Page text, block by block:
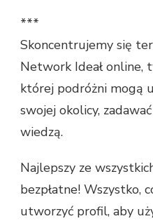
***
Skoncentrujemy się
Network Ideał online,
której podróżni mogą
swojej okolicy,
wiedzą.
Najlepszy ze
bezpłatne! Wszystko,
utworzyć profil, aby